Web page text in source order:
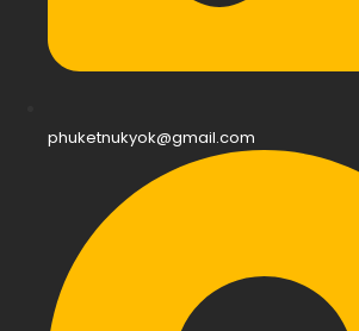
phuketnukyok@gmail.com